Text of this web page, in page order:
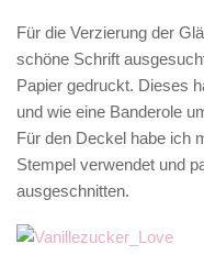
Für die Verzierung der
schöne Schrift
Papier gedruckt. Dieses
und wie eine Banderole
Für den Deckel habe ich
Stempel verwendet und
ausgeschnitten.